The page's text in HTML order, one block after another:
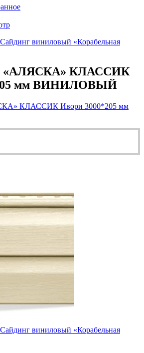
Сайдинг виниловый «Корабельная
«АЛЯСКА» КЛАССИК
мм ВИНИЛОВЫЙ
КЛАССИК Ивори 3000*205 мм
Сайдинг виниловый «Корабельная